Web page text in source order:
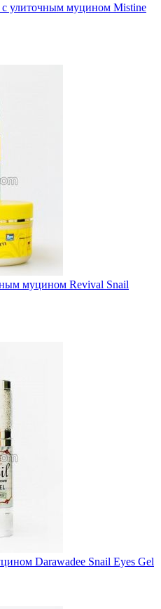
с улиточным муцином Mistine
муцином Revival Snail
Darawadee Snail Eyes Gel